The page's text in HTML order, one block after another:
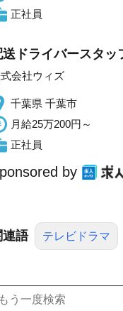
正社員
送ドライバースタッ
会社ウィズ
千葉県 千葉市
月給25万200円～
正社員
by
連語 テレビドラマ